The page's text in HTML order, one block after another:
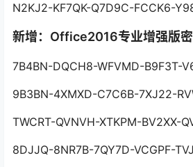
N2KJ2-KF7QK-Q7D9C-FCCK6-
新增：Office2016专业增强版
7B4BN-DQCH8-WFVMD-B9F3T-
9B3BN-4XMXD-C7C6B-7XJ22-
TWCRT-QVNVH-XTKPM-BV2XX-
8DJJQ-8NR7B-7QY7D-VCGPF-